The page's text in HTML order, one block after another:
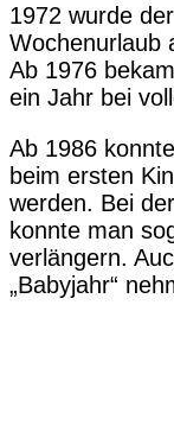
1972 wurde
Wochenurlaub
Ab 1976
ein Jahr bei
Ab 1986
beim ersten
werden. Bei
konnte man
verlängern.
„Babyjahr“